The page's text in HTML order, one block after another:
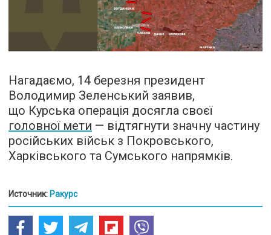
Нагадаємо, 14 березня президент
Володимир Зеленський заявив,
що Курська операція досягла своєї
головної мети — відтягнути значну частину
російських військ з Покровського,
Харківського та Сумського напрямків.
Источник: Ракурс